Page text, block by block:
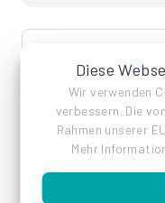
Diese
Wir verwenden
verbessern. Die
Rahmen unserer
Mehr
language